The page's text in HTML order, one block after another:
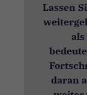
Lassen
daran